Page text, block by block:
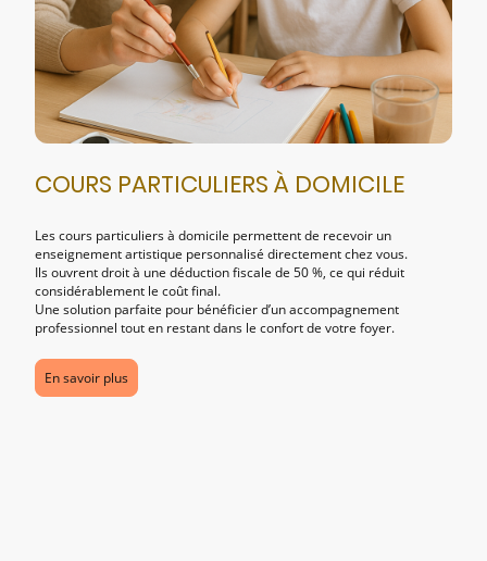
COURS PARTICULIERS À DOMICILE
Les cours particuliers à domicile permettent de recevoir un
enseignement artistique personnalisé directement chez vous.
Ils ouvrent droit à une déduction fiscale de 50 %, ce qui réduit
considérablement le coût final.
Une solution parfaite pour bénéficier d’un accompagnement
professionnel tout en restant dans le confort de votre foyer.
En savoir plus